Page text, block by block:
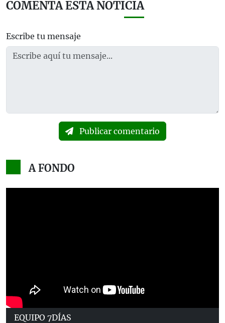
COMENTA ESTA NOTICIA
Escribe tu mensaje
Publicar comentario
A FONDO
EQUIPO 7DÍAS